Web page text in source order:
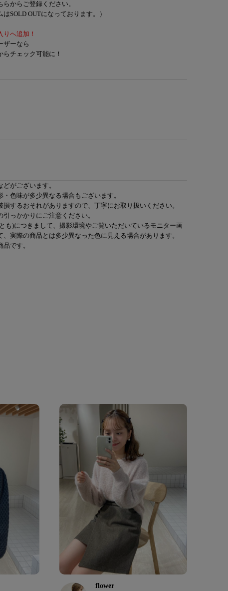
からご登録ください。
SOLD OUTになっております。）
へ追加！
ザーなら
チェック可能に！
がございます。
色味が多少異なる場合もございます。
するおそれがありますので、丁寧にお取り扱いください。
っかかりにご注意ください。
も)につきまして、撮影環境やご覧いただいているモニター画
実際の商品とは多少異なった色に見える場合があります。
です。
flower